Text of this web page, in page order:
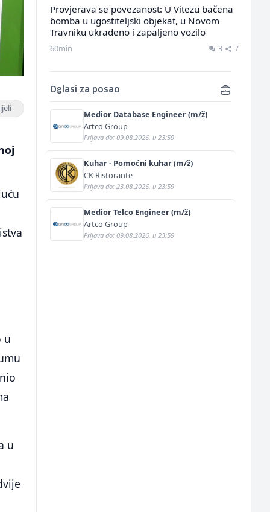
u
u
Provjerava se povezanost: U Vitezu bačena
bomba u ugostiteljski objekat, u Novom
Travniku ukradeno i zapaljeno vozilo
60min 3 7
Oglasi za posao
Medior Database Engineer (m/ž)
Artco Group
Prijava do: 09.08.2026. u 23:59
Kuhar - Pomoćni kuhar (m/ž)
CK Ristorante
Prijava do: 23.08.2026. u 23:59
Medior Telco Engineer (m/ž)
Artco Group
Prijava do: 09.08.2026. u 23:59